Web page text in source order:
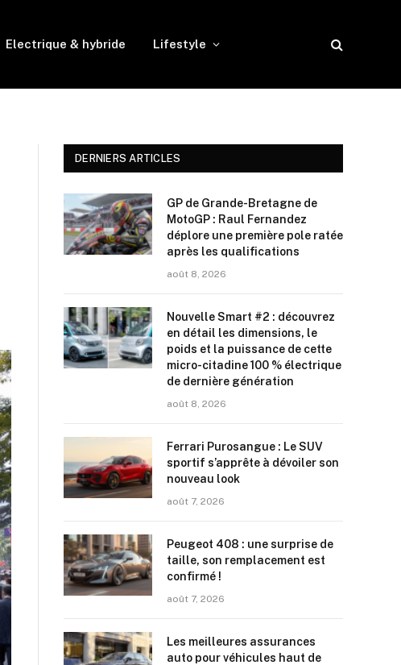
Electrique & hybride Lifestyle
DERNIERS ARTICLES
GP de Grande-Bretagne de
MotoGP : Raul Fernandez
déplore une première pole ratée
après les qualifications
août 8, 2026
Nouvelle Smart #2 : découvrez
en détail les dimensions, le
poids et la puissance de cette
micro-citadine 100 % électrique
de dernière génération
août 8, 2026
Ferrari Purosangue : Le SUV
sportif s’apprête à dévoiler son
nouveau look
août 7, 2026
Peugeot 408 : une surprise de
taille, son remplacement est
confirmé !
août 7, 2026
Les meilleures assurances
auto pour véhicules haut de